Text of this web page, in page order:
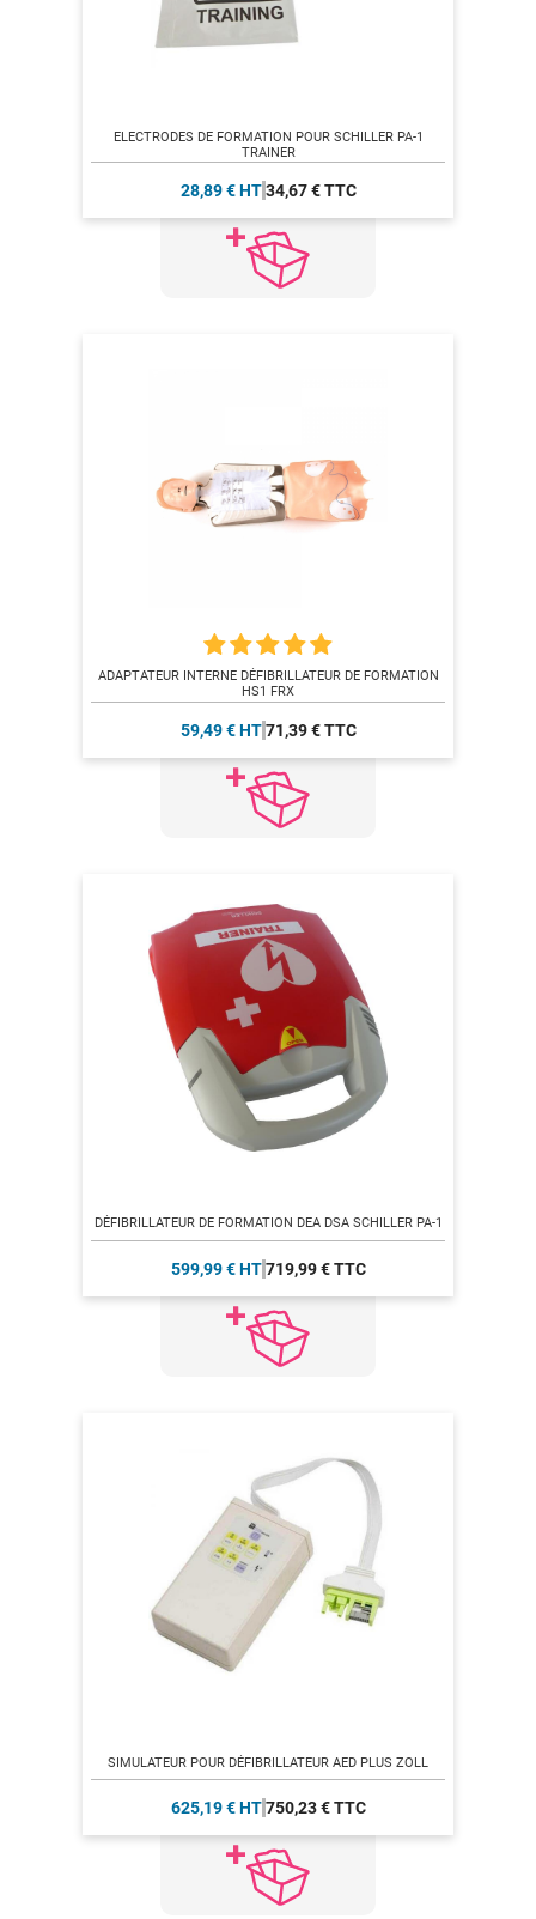
ELECTRODES DE FORMATION POUR SCHILLER PA-1
TRAINER
28,89 € HT 34,67 € TTC
ADAPTATEUR INTERNE DÉFIBRILLATEUR DE FORMATION
HS1 FRX
59,49 € HT 71,39 € TTC
DÉFIBRILLATEUR DE FORMATION DEA DSA SCHILLER PA-1
599,99 € HT 719,99 € TTC
SIMULATEUR POUR DÉFIBRILLATEUR AED PLUS ZOLL
625,19 € HT 750,23 € TTC